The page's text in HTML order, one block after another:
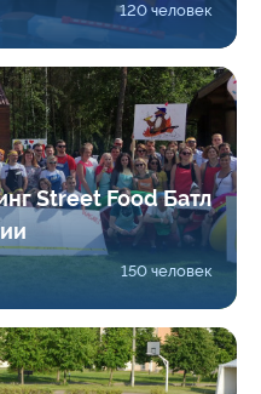
120 человек
Street Food Батл
150 человек